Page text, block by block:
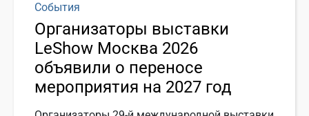
События
Организаторы выставки
LeShow Москва 2026
объявили о переносе
мероприятия на 2027 год